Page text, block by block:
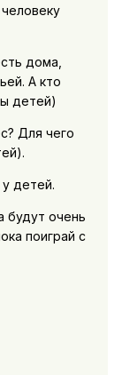
дома,
А кто
детей)
Для чего
детей.
будут очень
поиграй с